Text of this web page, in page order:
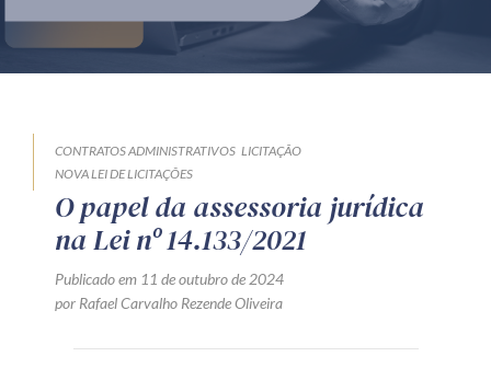
Produtos e serviços
Orientação por Escrito
Mentoria Zênite
Capacitação
CONTRATOS ADMINISTRATIVOS LICITAÇÃO
NOVA LEI DE LICITAÇÕES
O papel da assessoria jurídica
na Lei nº 14.133/2021
Publicado em 11 de outubro de 2024
por Rafael Carvalho Rezende Oliveira